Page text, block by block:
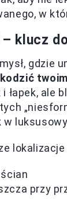
w
– klucz
gdzie
łapek,
przy